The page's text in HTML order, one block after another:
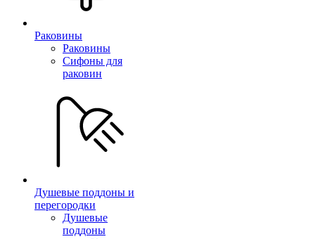
Раковины
Раковины
Сифоны для
раковин
Душевые поддоны и
перегородки
Душевые
поддоны